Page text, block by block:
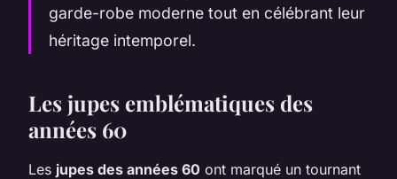
garde-robe moderne tout en célébrant leur
héritage intemporel.
Les jupes emblématiques des
années 60
Les jupes des années 60 ont marqué un tournant